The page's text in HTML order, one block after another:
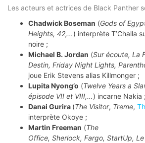
Les acteurs et actrices de Black Panther
Chadwick Boseman (Gods of
Heights, 42,…) interprète T’Challa
noire ;
Michael B. Jordan (Sur écoute, La
Destin, Friday Night Lights,
joue Erik Stevens alias Killmonger ;
Lupita Nyong’o (Twelve Years a
épisode VII et VIII,…) incarne Nakia ;
Danai Gurira (The Visitor, Treme,
interprète Okoye ;
Martin Freeman (The
Office, Sherlock, Fargo, StartUp,